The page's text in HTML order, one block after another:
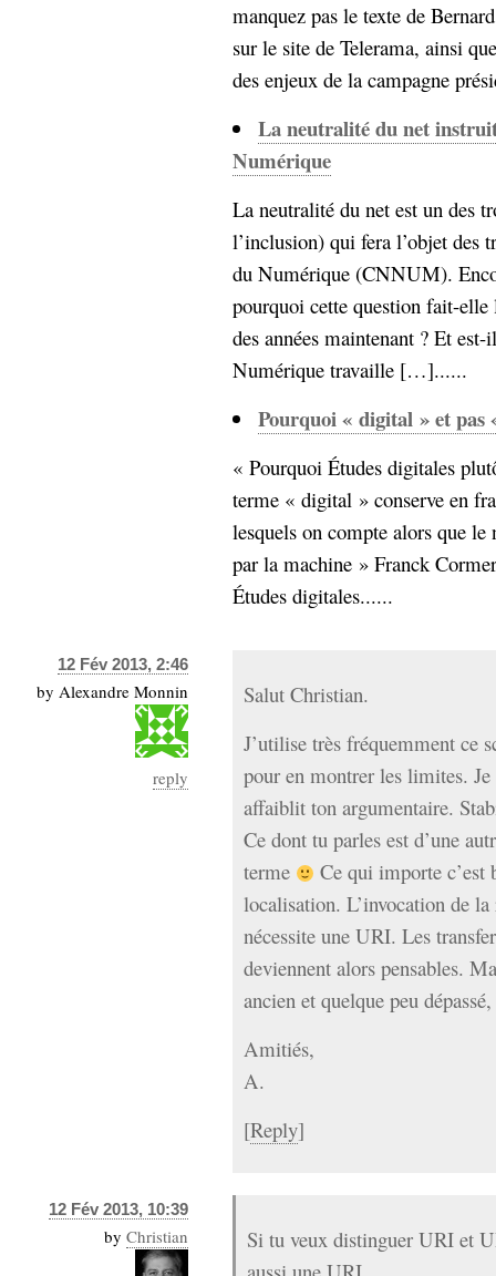
manquez pas le texte de
sur le site de Telerama, ainsi
des enjeux de la campagne
La neutralité du net
Numérique
La neutralité du net est un des
l’inclusion) qui fera l’objet des
du Numérique (CNNUM).
pourquoi cette question fait-elle
des années maintenant ? Et
Numérique travaille […]......
Pourquoi « digital » et pas
« Pourquoi Études digitales
terme « digital » conserve en
lesquels on compte alors que
par la machine » Franck
Études digitales......
12 Fév 2013, 2:46
by Alexandre Monnin
reply
Salut Christian.
J’utilise très fréquemment ce
pour en montrer les limites.
affaiblit ton argumentaire.
Ce dont tu parles est d’une
terme
Ce qui importe c’est
localisation. L’invocation de
nécessite une URI. Les
deviennent alors pensables.
ancien et quelque peu
Amitiés,
A.
[Reply]
12 Fév 2013, 10:39
by Christian
Si tu veux distinguer URI et